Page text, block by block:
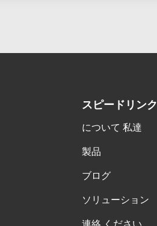
スピードリンク
について 私達
製品
ブログ
ソリューション
連絡 ください